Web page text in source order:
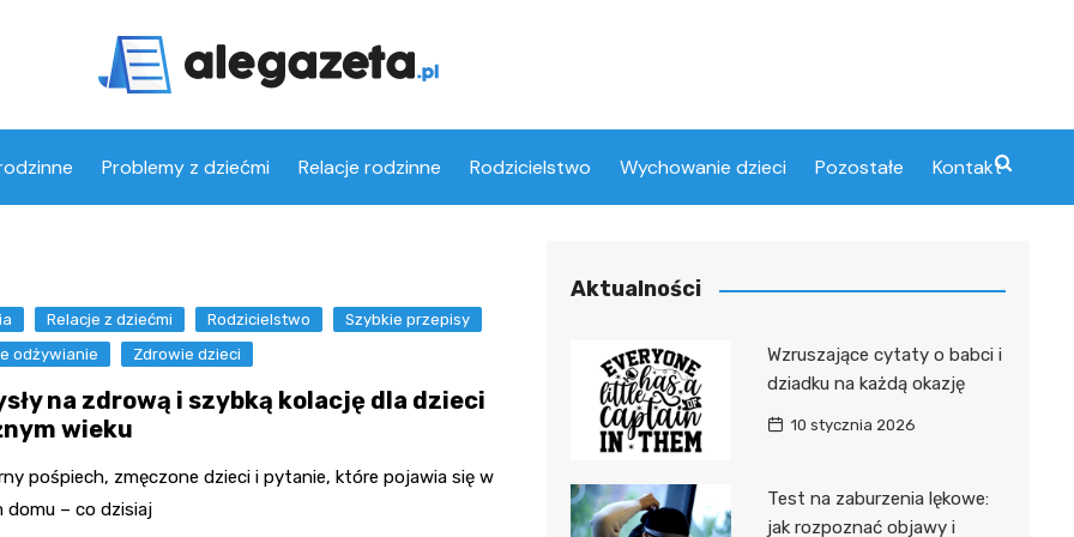
Problemy z dziećmi Relacje rodzinne Rodzicielstwo Wychowanie dzieci Pozostałe Kontakt
Relacje z dziećmi Rodzicielstwo
Szybkie przepisy
odżywianie
Zdrowie dzieci
na zdrową i szybką kolację dla dzieci
wieku
pośpiech, zmęczone dzieci i pytanie, które pojawia się w
domu – co dzisiaj
Aktualności
Wzruszające cytaty o babci i
dziadku na każdą okazję
10 stycznia 2026
Test na zaburzenia lękowe:
jak rozpoznać objawy i